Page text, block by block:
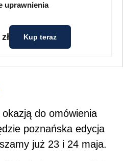
uprawnienia
Kup teraz
okazją do omówienia
poznańska edycja
już 23 i 24 maja.